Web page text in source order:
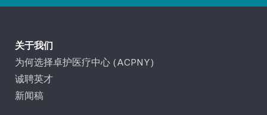
关于我们
为何选择卓护医疗中心 (ACPNY)
诚聘英才
新闻稿